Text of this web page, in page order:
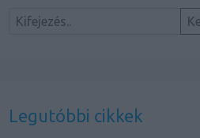
Legutóbbi cikkek